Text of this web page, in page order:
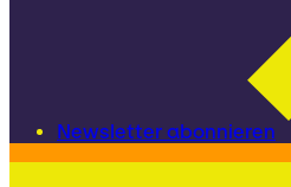
Newsletter abonnieren